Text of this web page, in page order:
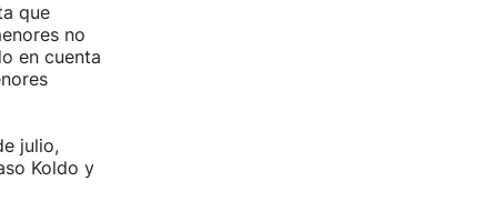
que
no
en cuenta
julio,
Koldo y